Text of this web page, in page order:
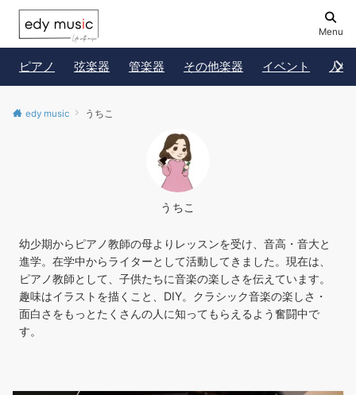
Menu
ピアノ 弦楽器 管楽器 その他楽器 イベント 人物
edy music うちこ
うちこ
幼少期からピアノ教師の母よりレッスンを受け、音高・音大と
進学。在学中からライターとして活動してきました。現在は、
ピアノ教師として、子供たちに音楽の楽しさを伝えています。
趣味はイラストを描くこと、DIY。クラシック音楽の楽しさ・
面白さをもっとたくさんの人に知ってもらえるよう奮闘中で
す。